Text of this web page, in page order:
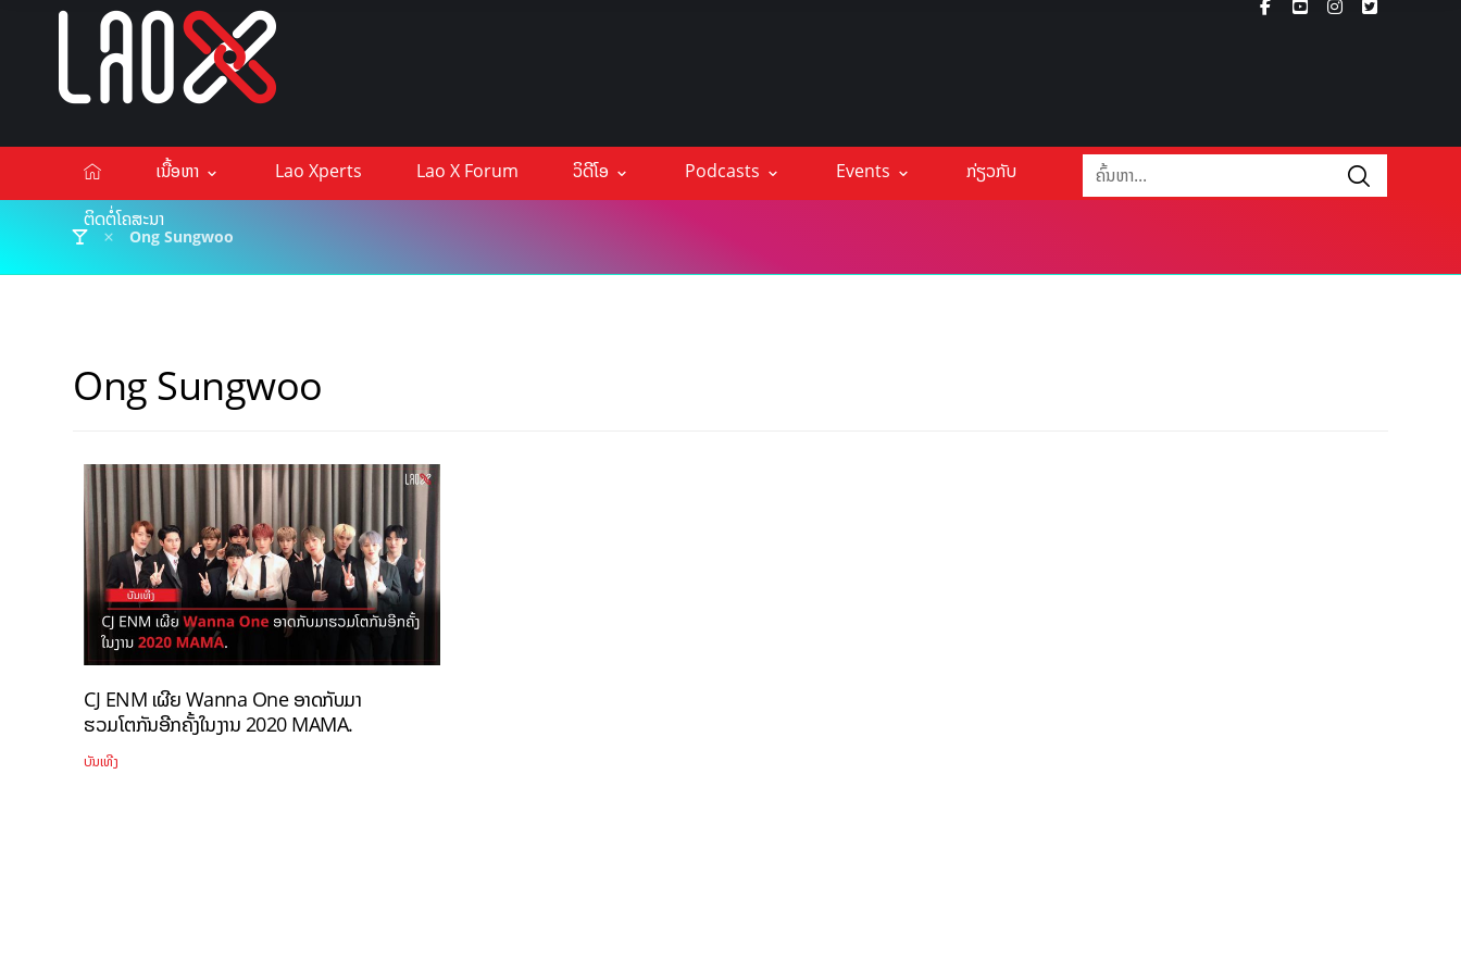
ເນື້ອຫາ Lao Xperts Lao X Forum ວິດີໂອ Podcasts Events
ກ່ຽວກັບ
ຕິດຕໍ່ໂຄສະນາ
Ong Sungwoo
Ong Sungwoo
CJ ENM ເຜີຍ Wanna One ອາດກັບມາ
ຮວມໂຕກັນອີກຄັ້ງໃນງານ 2020 MAMA.
ບັນເທີງ